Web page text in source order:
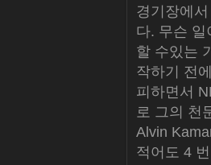
경기장에
다. 무슨
할 수있는
작하기 전
피하면서
로 그의 천
Alvin
적어도 4